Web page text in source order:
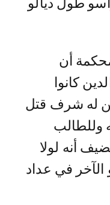
طول ديالو
أن
كانوا
من له شرف قتل
وللطالب
أنه لولا
في عداد